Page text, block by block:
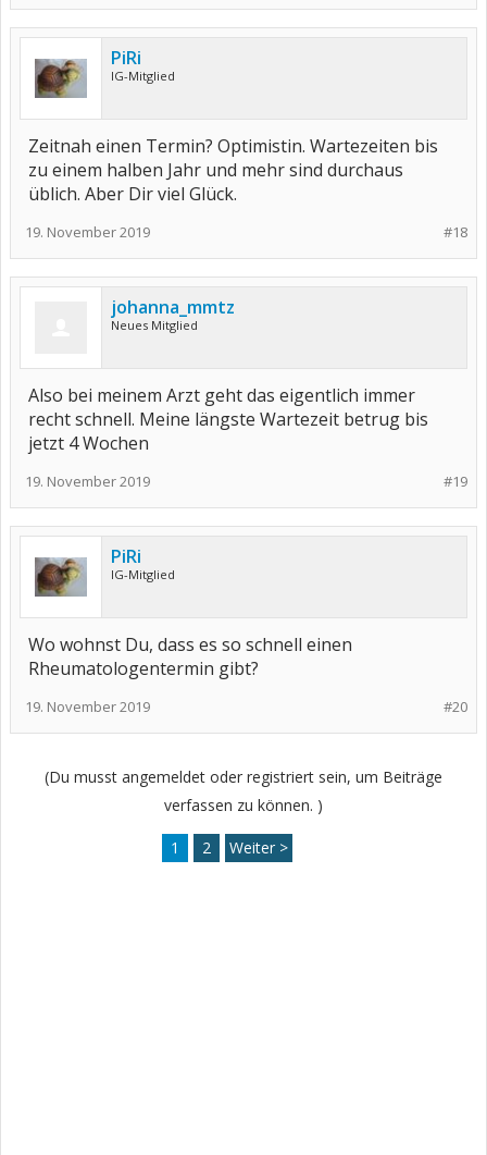
PiRi
IG-Mitglied
Zeitnah einen Termin? Optimistin. Wartezeiten bis
zu einem halben Jahr und mehr sind durchaus
üblich. Aber Dir viel Glück.
#18
19. November 2019
johanna_mmtz
Neues Mitglied
Also bei meinem Arzt geht das eigentlich immer
recht schnell. Meine längste Wartezeit betrug bis
jetzt 4 Wochen
#19
19. November 2019
PiRi
IG-Mitglied
Wo wohnst Du, dass es so schnell einen
Rheumatologentermin gibt?
#20
19. November 2019
(Du musst angemeldet oder registriert sein, um Beiträge
verfassen zu können. )
1 2 Weiter >